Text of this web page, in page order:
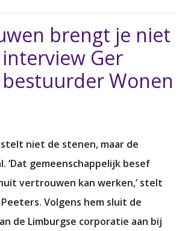
brengt je niet
interview Ger
bestuurder Wonen
niet de stenen, maar de
‘Dat gemeenschappelijk besef
vertrouwen kan werken,’ stelt
Volgens hem sluit de
de Limburgse corporatie aan bij